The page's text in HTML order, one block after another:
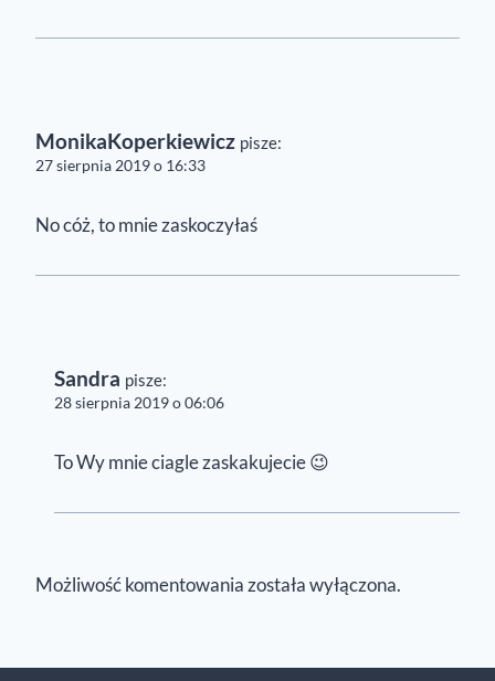
MonikaKoperkiewicz pisze:
27 sierpnia 2019 o 16:33
No cóż, to mnie zaskoczyłaś
Sandra pisze:
28 sierpnia 2019 o 06:06
To Wy mnie ciagle zaskakujecie 😉
Możliwość komentowania została wyłączona.